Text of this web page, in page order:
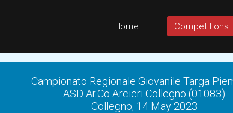
Home Competitions
Campionato Regionale Giovanile Targa
ASD Ar.Co Arcieri Collegno (01083)
Collegno, 14 May 2023